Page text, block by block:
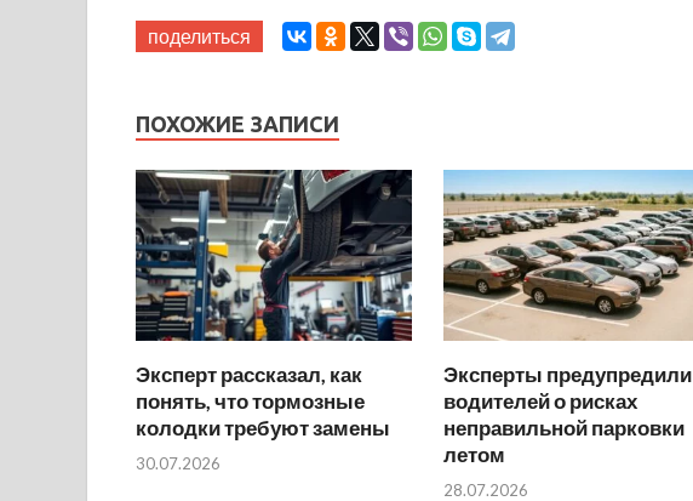
поделиться
ПОХОЖИЕ ЗАПИСИ
Эксперт рассказал, как
понять, что тормозные
колодки требуют замены
30.07.2026
Эксперты предупредили
водителей о рисках
неправильной парковки
летом
28.07.2026